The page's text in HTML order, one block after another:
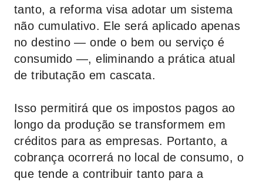
tanto, a reforma visa adotar um sistema
não cumulativo. Ele será aplicado apenas
no destino — onde o bem ou serviço é
consumido —, eliminando a prática atual
de tributação em cascata.
Isso permitirá que os impostos pagos ao
longo da produção se transformem em
créditos para as empresas. Portanto, a
cobrança ocorrerá no local de consumo, o
que tende a contribuir tanto para a